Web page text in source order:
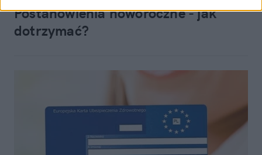
Postanowienia noworoczne - jak
dotrzymać?